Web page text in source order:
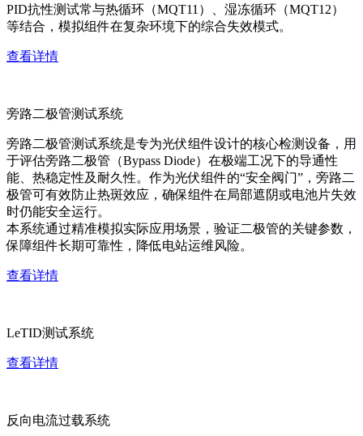
PID抗性测试常与热循环（MQT11）、湿冻循环（MQT12）
等结合，模拟组件在复杂环境下的综合失效模式。
查看详情
旁路二极管测试系统
旁路二极管测试系统是专为光伏组件设计的核心检测设备，用
于评估旁路二极管（Bypass Diode）在极端工况下的导通性
能、热稳定性及耐久性。作为光伏组件的“安全阀门”，旁路二
极管可有效防止热斑效应，确保组件在局部遮阴或电池片失效
时仍能安全运行。
本系统通过精准模拟实际应用场景，验证二极管的关键参数，
保障组件长期可靠性，降低电站运维风险。
查看详情
LeTID测试系统
查看详情
反向电流过载系统